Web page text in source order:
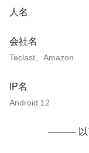
人名
会社名
Teclast、Amazon
IP名
Android 12
——— 以